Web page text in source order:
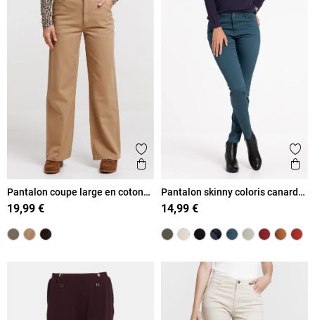
Ajouter aux favoris
Aperçu rapide
Pantalon coupe large en coton
femme
19,99 €
Pantalon skinny coloris canard
femme
14,99 €